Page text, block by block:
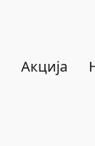
Акција